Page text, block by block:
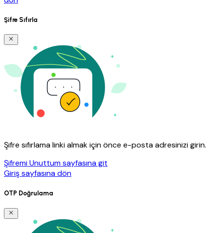
Şifre Sıfırla
Şifre sıfırlama linki almak için önce e-posta adresinizi girin.
Şifremi Unuttum sayfasına git
Giriş sayfasına dön
OTP Doğrulama